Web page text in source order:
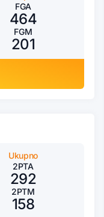
FGA
464
FGM
201
Ukupno
2PTA
292
2PTM
158